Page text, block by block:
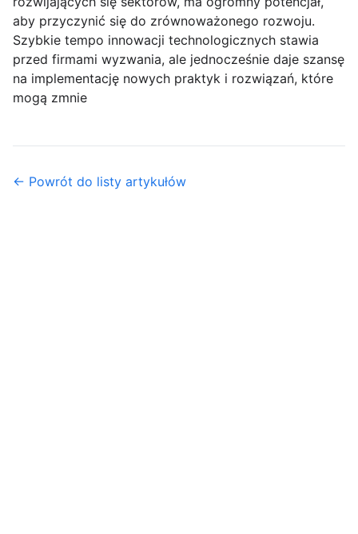
aby przyczynić się do zrównoważonego rozwoju.
Szybkie tempo innowacji technologicznych stawia
przed firmami wyzwania, ale jednocześnie daje szansę
na implementację nowych praktyk i rozwiązań, które
mogą zmnie
← Powrót do listy artykułów